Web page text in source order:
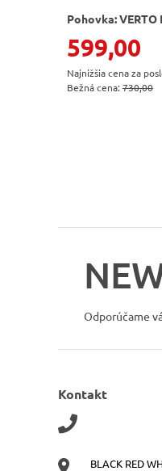
Pohovka: VERTO
599,00
Najnižšia cena za
Bežná cena: 730,00
Odporúčame
Kontakt
BLACK RED